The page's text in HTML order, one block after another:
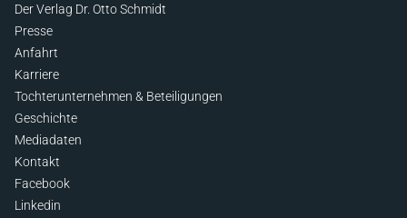
Der Verlag Dr. Otto Schmidt
Presse
Anfahrt
Karriere
Tochterunternehmen & Beteiligungen
Geschichte
Mediadaten
Kontakt
Facebook
Linkedin